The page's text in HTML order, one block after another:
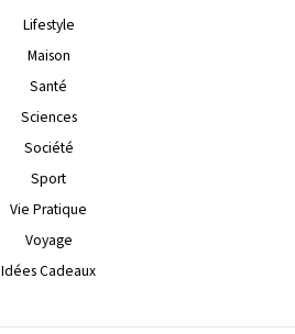
Lifestyle
Maison
Santé
Sciences
Société
Sport
Vie Pratique
Voyage
Idées Cadeaux